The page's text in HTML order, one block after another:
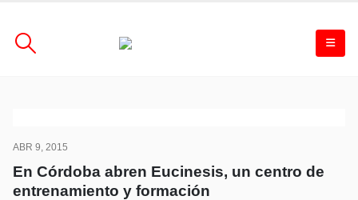
ABR 9, 2015
En Córdoba abren Eucinesis, un centro de
entrenamiento y formación